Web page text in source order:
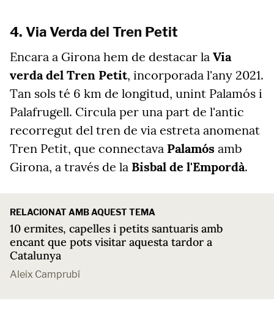
4. Via Verda del Tren Petit
Encara a Girona hem de destacar la Via
verda del Tren Petit, incorporada l'any 2021.
Tan sols té 6 km de longitud, unint Palamós i
Palafrugell. Circula per una part de l'antic
recorregut del tren de via estreta anomenat
Tren Petit, que connectava Palamós amb
Girona, a través de la Bisbal de l'Empordà.
RELACIONAT AMB AQUEST TEMA
10 ermites, capelles i petits santuaris amb
encant que pots visitar aquesta tardor a
Catalunya
Aleix Camprubí